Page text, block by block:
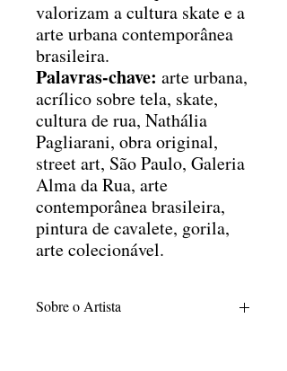
valorizam a cultura skate e a
arte urbana contemporânea
brasileira.
Palavras-chave: arte urbana,
acrílico sobre tela, skate,
cultura de rua, Nathália
Pagliarani, obra original,
street art, São Paulo, Galeria
Alma da Rua, arte
contemporânea brasileira,
pintura de cavalete, gorila,
arte colecionável.
Sobre o Artista